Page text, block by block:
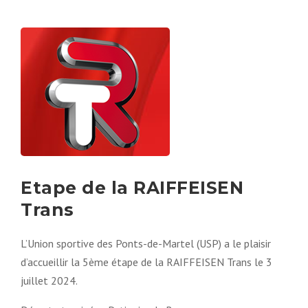
Etape de la RAIFFEISEN
Trans
L’Union sportive des Ponts-de-Martel (USP) a le plaisir
d’accueillir la 5ème étape de la RAIFFEISEN Trans le 3
juillet 2024.